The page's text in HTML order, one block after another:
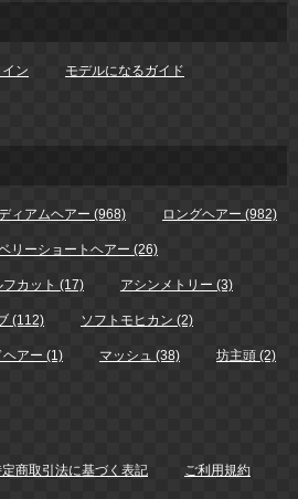
ン モデルになるガイド
ィアムヘアー (968) ロングヘアー (982)
リーショートヘアー (26)
フカット (17) アシンメトリー (3)
(112) ソフトモヒカン (2)
ヘアー (1) マッシュ (38) 坊主頭 (2)
商取引法に基づく表記 ご利用規約